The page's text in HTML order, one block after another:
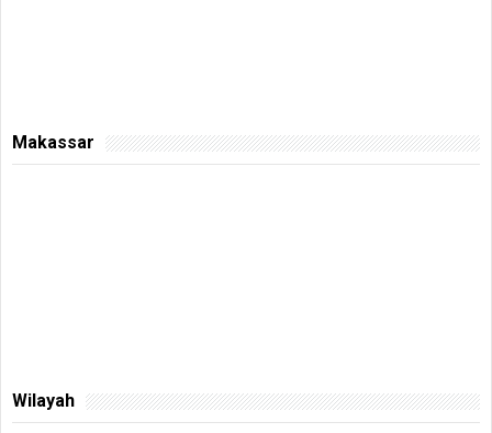
Makassar
Wilayah